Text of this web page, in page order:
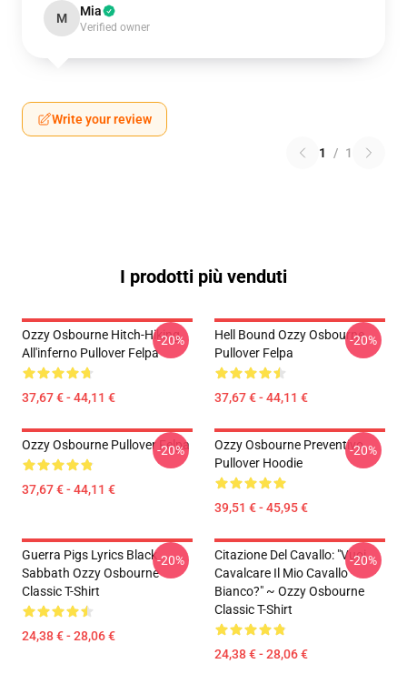
M Mia
Verified owner
Write your review
1 / 1
I prodotti più venduti
Ozzy Osbourne Hitch-Hiking
All'inferno Pullover Felpa
37,67 € - 44,11 €
-20%
Hell Bound Ozzy Osbourne
Pullover Felpa
37,67 € - 44,11 €
-20%
Ozzy Osbourne Pullover Felpa
37,67 € - 44,11 €
-20%
Ozzy Osbourne Preventivo
Pullover Hoodie
39,51 € - 45,95 €
-20%
Guerra Pigs Lyrics Black
Sabbath Ozzy Osbourne
Classic T-Shirt
24,38 € - 28,06 €
-20%
Citazione Del Cavallo: "Vuoi
Cavalcare Il Mio Cavallo
Bianco?" ~ Ozzy Osbourne
Classic T-Shirt
24,38 € - 28,06 €
-20%